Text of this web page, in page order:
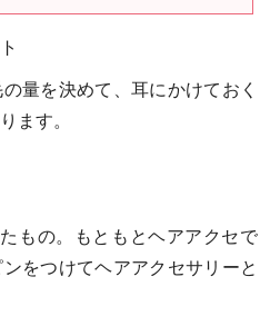
量を決めて、耳にかけておく
ます。
もの。もともとヘアアクセで
をつけてヘアアクセサリーと